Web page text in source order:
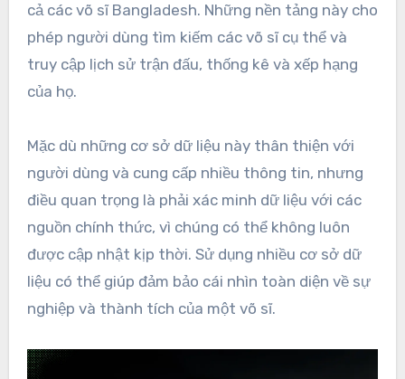
cả các võ sĩ Bangladesh. Những nền tảng này cho
phép người dùng tìm kiếm các võ sĩ cụ thể và
truy cập lịch sử trận đấu, thống kê và xếp hạng
của họ.
Mặc dù những cơ sở dữ liệu này thân thiện với
người dùng và cung cấp nhiều thông tin, nhưng
điều quan trọng là phải xác minh dữ liệu với các
nguồn chính thức, vì chúng có thể không luôn
được cập nhật kịp thời. Sử dụng nhiều cơ sở dữ
liệu có thể giúp đảm bảo cái nhìn toàn diện về sự
nghiệp và thành tích của một võ sĩ.